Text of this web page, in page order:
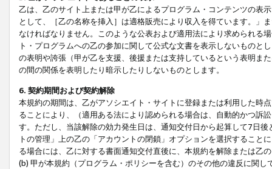
乙は、乙のサイト上または甲が乙によるプログラム・コンテンツの表
として、［乙の名称を挿入］は適格販売により収入を得ています。」
なければなりません。このような公表および適用法により求められる
ト・プログラムへの乙の参加に関して公式な文書を表示しないもの
の表明や誇張（甲が乙を支援、後援または支持しているという表明ま
の間の関係を表明したり暗示したりしないものとします。
6. 契約期間および契約解除
本規約の期間は、乙がアソシエイト・サイトに登録または利用した時
ることにより、（適用ある法により認められる場合は、自動的かつ訴
す。ただし、当該解除の効力発生日は、通知交付日から起算して7日
トの管理」上の乙の「アカウントの閉鎖」オプションを選択するこ
る場合には、乙に対する書面通知交付直後に、本規約を解除または乙
(b) 甲が本規約（プログラム・ポリシーを含む）のその他の違反に関